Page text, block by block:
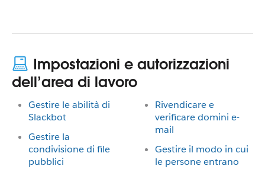
Impostazioni e autorizzazioni
dell’area di lavoro
Gestire le abilità di
Slackbot
Gestire la
condivisione di file
pubblici
Rivendicare e
verificare domini e-
mail
Gestire il modo in cui
le persone entrano